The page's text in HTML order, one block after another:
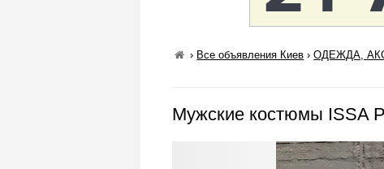
› Все объявления Киев ›ОДЕЖДА,
Мужские костюмы ISSA